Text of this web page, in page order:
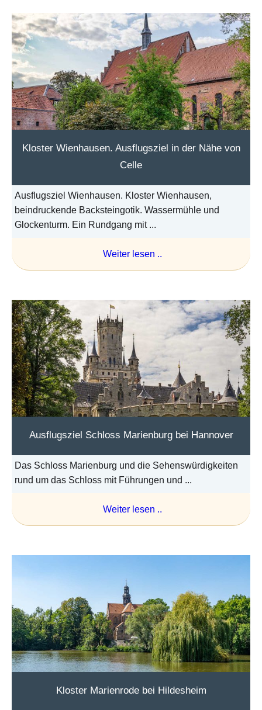
Kloster Wienhausen. Ausflugsziel in der Nähe von
Celle
Ausflugsziel Wienhausen. Kloster Wienhausen,
beindruckende Backsteingotik. Wassermühle und
Glockenturm. Ein Rundgang mit ...
Weiter lesen ..
Ausflugsziel Schloss Marienburg bei Hannover
Das Schloss Marienburg und die Sehenswürdigkeiten
rund um das Schloss mit Führungen und ...
Weiter lesen ..
Kloster Marienrode bei Hildesheim